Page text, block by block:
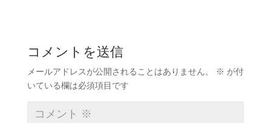
コメントを送信
メールアドレスが公開されることはありません。 ※ が付
いている欄は必須項目です